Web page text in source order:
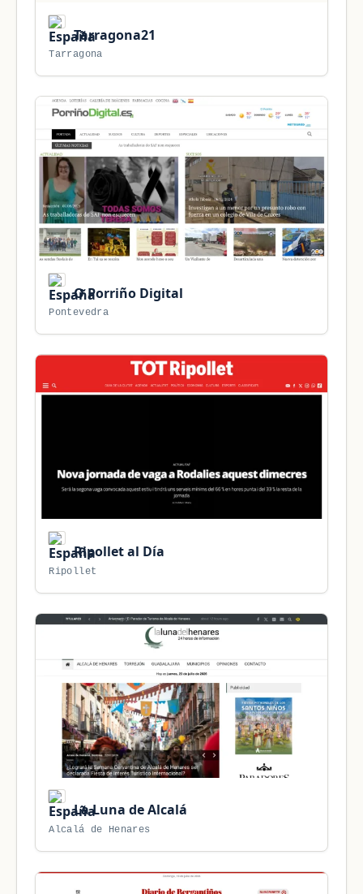
Tarragona21
Tarragona
O Porriño Digital
Pontevedra
Ripollet al Día
Ripollet
La Luna de Alcalá
Alcalá de Henares